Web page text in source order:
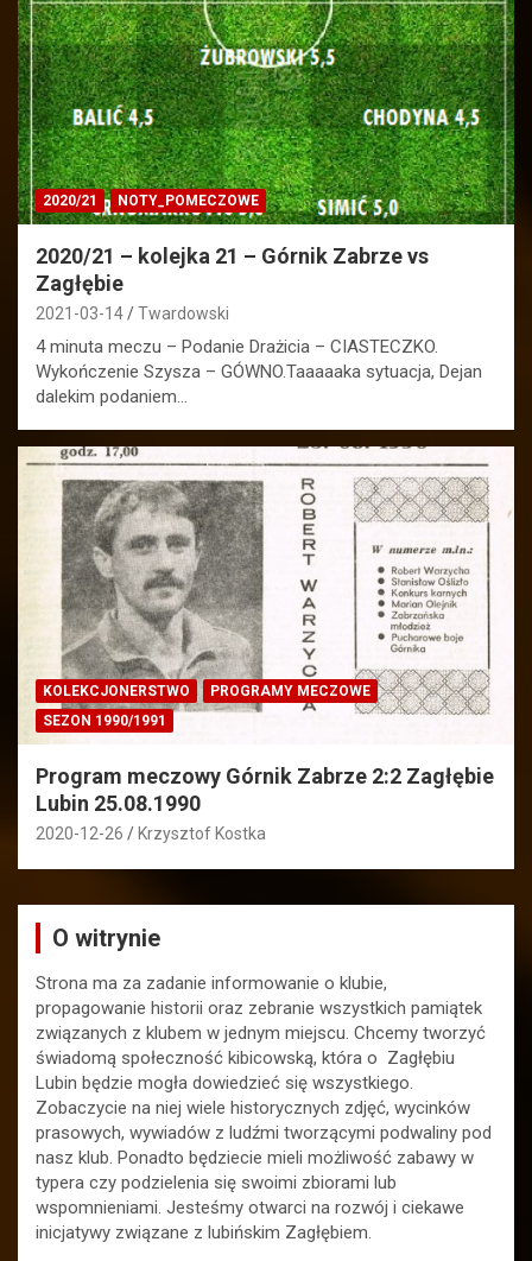
2020/21 NOTY_POMECZOWE
2020/21 – kolejka 21 – Górnik Zabrze vs
Zagłębie
2021-03-14 Twardowski
4 minuta meczu – Podanie Drażicia – CIASTECZKO.
Wykończenie Szysza – GÓWNO.Taaaaaka sytuacja, Dejan
dalekim podaniem…
KOLEKCJONERSTWO
PROGRAMY MECZOWE
SEZON 1990/1991
Program meczowy Górnik Zabrze 2:2 Zagłębie
Lubin 25.08.1990
2020-12-26 Krzysztof Kostka
O witrynie
Strona ma za zadanie informowanie o klubie,
propagowanie historii oraz zebranie wszystkich pamiątek
związanych z klubem w jednym miejscu. Chcemy tworzyć
świadomą społeczność kibicowską, która o Zagłębiu
Lubin będzie mogła dowiedzieć się wszystkiego.
Zobaczycie na niej wiele historycznych zdjęć, wycinków
prasowych, wywiadów z ludźmi tworzącymi podwaliny pod
nasz klub. Ponadto będziecie mieli możliwość zabawy w
typera czy podzielenia się swoimi zbiorami lub
wspomnieniami. Jesteśmy otwarci na rozwój i ciekawe
inicjatywy związane z lubińskim Zagłębiem.